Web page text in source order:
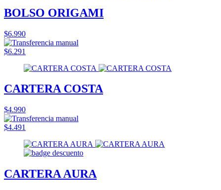
BOLSO ORIGAMI
$6.990
$6.291
CARTERA COSTA
$4.990
$4.491
CARTERA AURA